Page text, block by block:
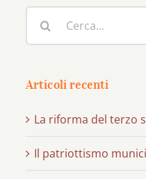
per:
Articoli recenti
La riforma del terzo
Il patriottismo